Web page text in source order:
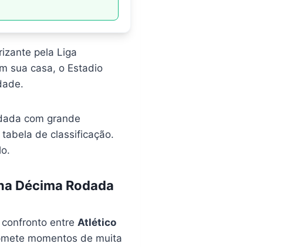
pela Liga
sua casa, o Estadio
com grande
de classificação.
Décima Rodada
entre Atlético
momentos de muita